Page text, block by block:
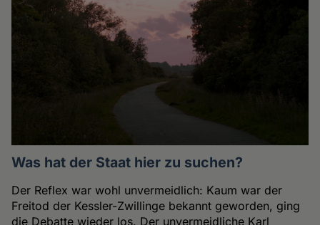
Was hat der Staat hier zu suchen?
Der Reflex war wohl unvermeidlich: Kaum war der
Freitod der Kessler-Zwillinge bekannt geworden, ging
die Debatte wieder los. Der unvermeidliche Karl